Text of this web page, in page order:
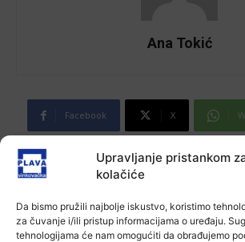
Upravljanje pristankom
kolačiće
Da bismo pružili najbolje iskustvo, koristimo
za čuvanje i/ili pristup informacijama o uređaju.
tehnologijama će nam omogućiti da obrađujemo
Ana Tokić
Facebook X
NAJNOVIJE VIJESTI
Aktualno
Poziv na racionalno
6 kolovoza, 2026